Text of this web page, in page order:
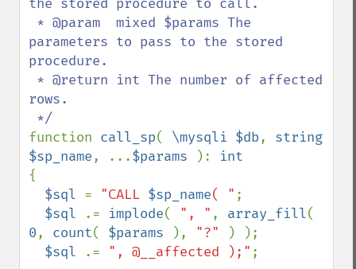
the stored procedure to call.
parameters to pass to the stored
procedure.
rows.
function call_sp( \mysqli $db, string
$sp_name, ...$params ):
{
$sql = "CALL $sp_name( " ;
$sql
.= implode( ", " , array_fill
0, count( $params ), "?"
) );
$sql
.= ", @__affected );" ;